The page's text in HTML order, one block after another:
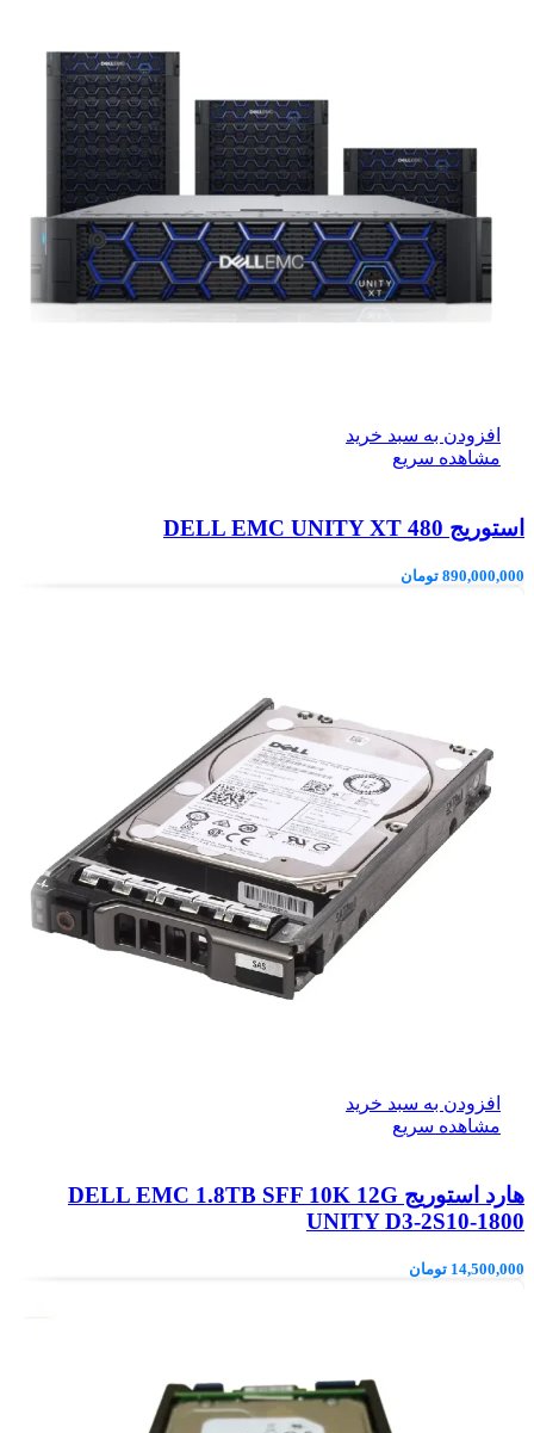
افزودن به سبد خرید
مشاهده سریع
استوریج DELL EMC UNITY XT 480
890,000,000 تومان
افزودن به سبد خرید
مشاهده سریع
هارد استوریج DELL EMC 1.8TB SFF 10K 12G
UNITY D3-2S10-1800
14,500,000 تومان